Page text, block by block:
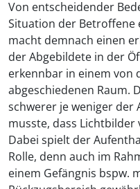
Von entscheidender
Situation der Betroffene
macht demnach einen
der Abgebildete in der
erkennbar in einem von
abgeschiedenen Raum.
schwerer je weniger der
musste, dass
Dabei spielt der
Rolle, denn auch im
einem Gefängnis bspw.